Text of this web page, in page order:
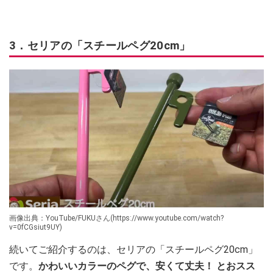
3．セリアの「スチールペグ20cm」
画像出典：YouTube/FUKUさん(https://www.youtube.com/watch?
v=0fCGsiut9UY)
続いてご紹介するのは、セリアの「スチールペグ20cm」
です。 かわいいカラーのペグで、安くて丈夫！ とおスス